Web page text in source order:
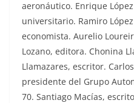
aeronáutico. Enrique
universitario. Ramiro
economista. Aurelio
Lozano, editora. Chonina
Llamazares, escritor.
presidente del Grupo
70. Santiago Macías,